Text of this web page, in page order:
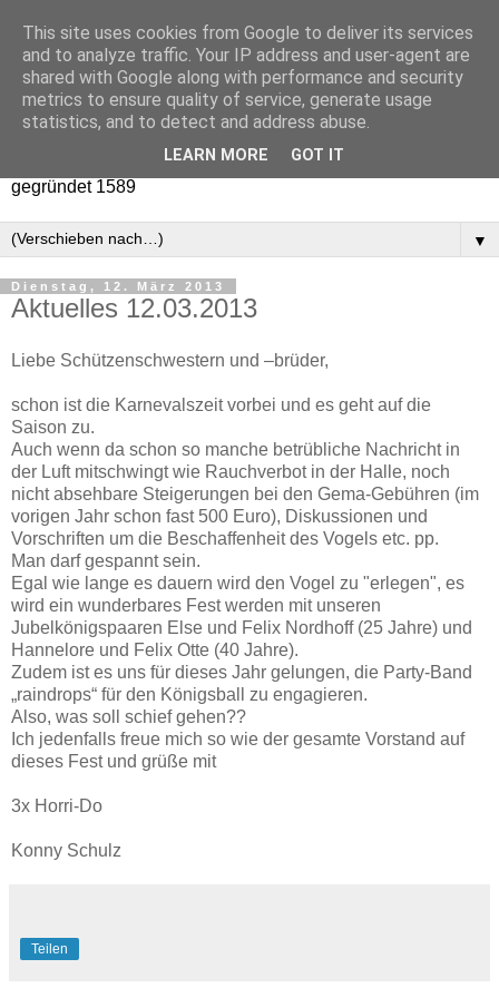
St. Dionysius Bruderschaft der Männer e.V. Nordwalde
gegründet 1589
▼
Dienstag, 12. März 2013
Aktuelles 12.03.2013
Liebe Schützenschwestern und –brüder,
schon ist die Karnevalszeit vorbei und es geht auf die
Saison zu.
Auch wenn da schon so manche betrübliche Nachricht in
der Luft mitschwingt wie Rauchverbot in der Halle, noch
nicht absehbare Steigerungen bei den Gema-Gebühren (im
vorigen Jahr schon fast 500 Euro), Diskussionen und
Vorschriften um die Beschaffenheit des Vogels etc. pp.
Man darf gespannt sein.
Egal wie lange es dauern wird den Vogel zu "erlegen", es
wird ein wunderbares Fest werden mit unseren
Jubelkönigspaaren Else und Felix Nordhoff (25 Jahre) und
Hannelore und Felix Otte (40 Jahre).
Zudem ist es uns für dieses Jahr gelungen, die Party-Band
„raindrops“ für den Königsball zu engagieren.
Also, was soll schief gehen??
Ich jedenfalls freue mich so wie der gesamte Vorstand auf
dieses Fest und grüße mit
3x Horri-Do
Konny Schulz
Teilen
This site uses cookies from Google to deliver its services
and to analyze traffic. Your IP address and user-agent are
shared with Google along with performance and security
metrics to ensure quality of service, generate usage
statistics, and to detect and address abuse.
LEARN MORE GOT IT